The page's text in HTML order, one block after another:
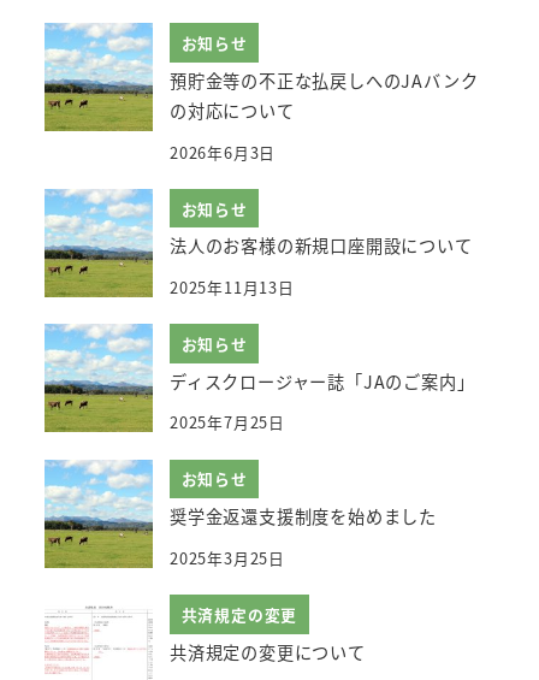
お知らせ
預貯金等の不正な払戻しへのJAバンク
の対応について
2026年6月3日
お知らせ
法人のお客様の新規口座開設について
2025年11月13日
お知らせ
ディスクロージャー誌「JAのご案内」
2025年7月25日
お知らせ
奨学金返還支援制度を始めました
2025年3月25日
共済規定の変更
共済規定の変更について